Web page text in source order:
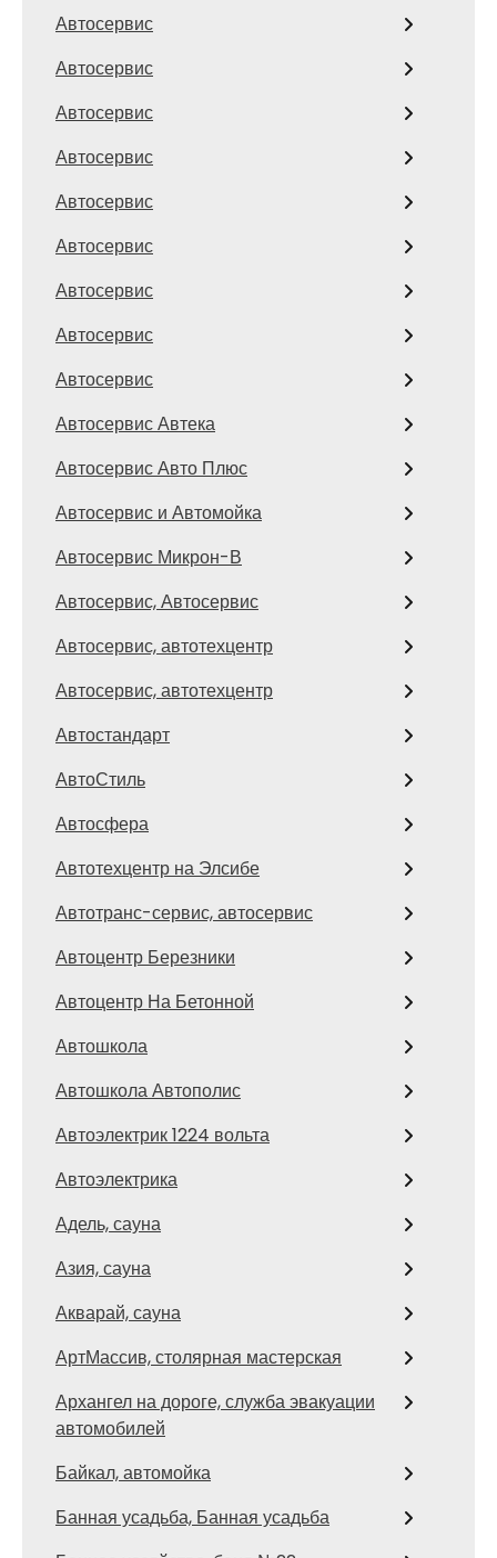
Автосервис
Автосервис
Автосервис
Автосервис
Автосервис
Автосервис
Автосервис
Автосервис
Автосервис
Автосервис Автека
Автосервис Авто Плюс
Автосервис и Автомойка
Автосервис Микрон-В
Автосервис, Автосервис
Автосервис, автотехцентр
Автосервис, автотехцентр
Автостандарт
АвтоСтиль
Автосфера
Автотехцентр на Элсибе
Автотранс-сервис, автосервис
Автоцентр Березники
Автоцентр На Бетонной
Автошкола
Автошкола Автополис
Автоэлектрик 1224 вольта
Автоэлектрика
Адель, сауна
Азия, сауна
Акварай, сауна
АртМассив, столярная мастерская
Архангел на дороге, служба эвакуации
автомобилей
Байкал, автомойка
Банная усадьба, Банная усадьба